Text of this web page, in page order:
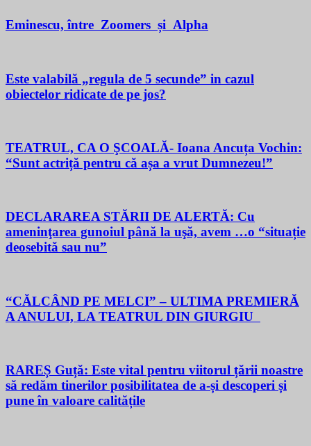
Eminescu, între Zoomers și Alpha
Este valabilă „regula de 5 secunde” in cazul
obiectelor ridicate de pe jos?
TEATRUL, CA O ŞCOALĂ- Ioana Ancuța Vochin:
“Sunt actriță pentru că așa a vrut Dumnezeu!”
DECLARAREA STĂRII DE ALERTĂ: Cu
ameninţarea gunoiul până la uşă, avem …o “situație
deosebită sau nu”
“CĂLCÂND PE MELCI” – ULTIMA PREMIERĂ
A ANULUI, LA TEATRUL DIN GIURGIU
RAREȘ Guță: Este vital pentru viitorul țării noastre
să redăm tinerilor posibilitatea de a-și descoperi și
pune în valoare calitățile